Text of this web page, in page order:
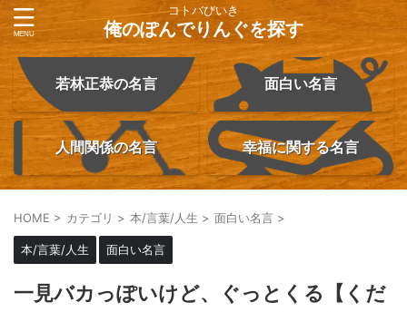
コトバびいき
俺のぽんでりんぐを探す
若林正恭の名言 面白い名言
人間関係の名言 幸福に関する名言
HOME > カテゴリ > 本/言葉/人生 > 面白い名言 >
本/言葉/人生 面白い名言
一見バカっぽいけど、ぐっとくる【くだ